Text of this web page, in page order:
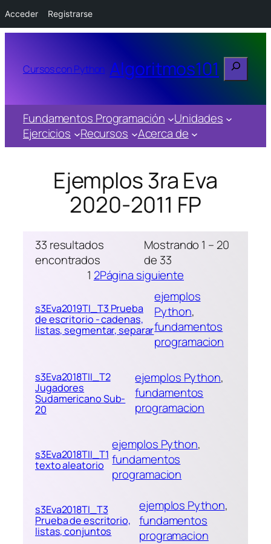
Acceder Registrarse
Cursos con Python Algoritmos101 Buscar
Fundamentos Programación
Unidades
Ejercicios
Recursos Acerca de
Ejemplos 3ra Eva
2020-2011 FP
33 resultados
encontrados
Mostrando 1 – 20
de 33
1 2Página siguiente
s3Eva2019TI_T3 Prueba
de escritorio - cadenas,
listas, segmentar, separar
ejemplos
Python
fundamentos
programacion
s3Eva2018TII_T2
Jugadores
Sudamericano Sub-
20
ejemplos Python
fundamentos
programacion
s3Eva2018TII_T1
texto aleatorio
ejemplos Python
fundamentos
programacion
s3Eva2018TI_T3
Prueba de escritorio,
listas, conjuntos
ejemplos Python
fundamentos
programacion